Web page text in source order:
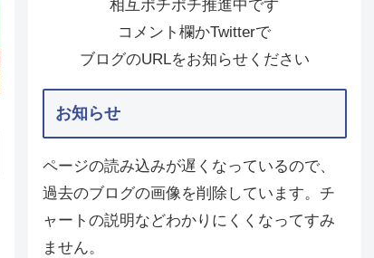
相互ポチポチ推進中です
コメント欄かTwitterで
ブログのURLをお知らせください
お知らせ
ページの読み込みが遅くなっているので、
過去のブログの画像を削除しています。チ
ャートの説明などわかりにくくなってすみ
ません。